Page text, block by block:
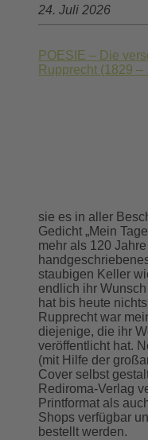
24. Juli 2026
POESIE – Die
Rupprecht (1829 –
sie es in aller
Gedicht „Mein
mehr als 120
staubigen Keller
endlich ihr
hat bis heute
Rupprecht war
diejenige, die ihr
veröffentlicht hat.
(mit Hilfe der
Cover selbst
Rediroma-Verlag
Printformat als
Shops verfügbar
bestellt werden.